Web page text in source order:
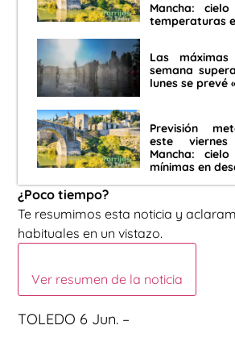
Mancha:
temperaturas
Las
semana
lunes se prevé
Previsión
este
Mancha:
mínimas en
¿Poco tiempo?
Te resumimos esta noticia y
habituales en un vistazo.
Ver resumen de la noticia
TOLEDO 6 Jun. –